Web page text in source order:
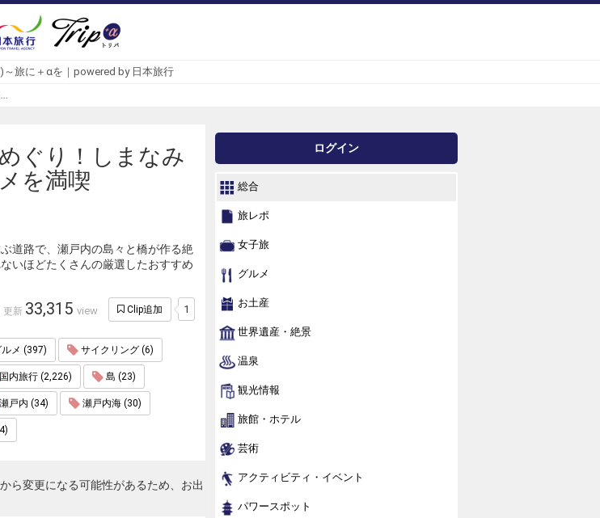
～旅に＋αを｜powered by 日本旅行
絶景を見ながら島めぐり！しまなみ海道の絶景とグルメを満喫 - Tripa(トリパ)
ぐり！しまなみ
を満喫
道路で、瀬戸内の島々と橋が作る絶
いほどたくさんの厳選したおすすめ
更新 33,315view Clip追加 1
ルメ (397) サイクリング (6)
国内旅行 (2,226) 島 (23)
瀬戸内 (34) 瀬戸内海 (30)
ら変更になる可能性があるため、お出
ログイン
総合
旅レポ
女子旅
グルメ
お土産
世界遺産・絶景
温泉
観光情報
旅館・ホテル
芸術
アクティビティ・イベント
パワースポット